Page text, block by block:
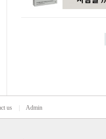
us Admin